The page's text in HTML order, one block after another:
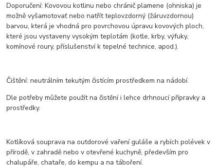
Doporučení: Kovovou kotlinu nebo chránič plamene (ohniska) je
možně vyšamotovať nebo natřít teplovzdorný (žáruvzdornou)
barvou, která je vhodná pro povrchovou úpravu kovových ploch,
které jsou vystaveny vysokým teplotám (kotle, krby, výfuky,
komínové roury, příslušenství k tepelné technice, apod.).
Čištění: neutrálním tekutým čistícím prostředkem na nádobí.
Dle potřeby můžete použít na čistění i lehce drhnoucí přípravky a
prostředky.
Kotlíková souprava na outdorové vaření guláše a rybích polévek v
přírodě, v zahradě nebo v otevřené kuchyně, především pro
chalupáře, chataře, do kempu a na táboření.